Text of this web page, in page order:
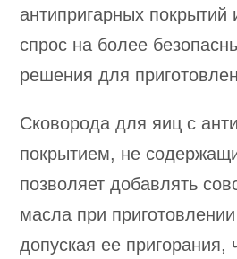
антипригарных
спрос на более
решения для
Сковорода для яиц с
покрытием, не
позволяет добавлять
масла при
допуская ее пригорания,